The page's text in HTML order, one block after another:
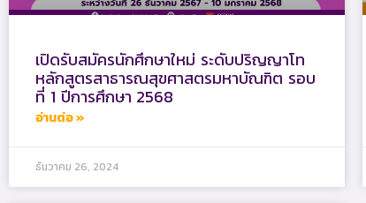
เปิดรับสมัครนักศึกษาใหม่ ระดับปริญญาโท
หลักสูตรสาธารณสุขศาสตรมหาบัณฑิต รอบ
ที่ 1 ปีการศึกษา 2568
อ่านต่อ »
ธันวาคม 26, 2024